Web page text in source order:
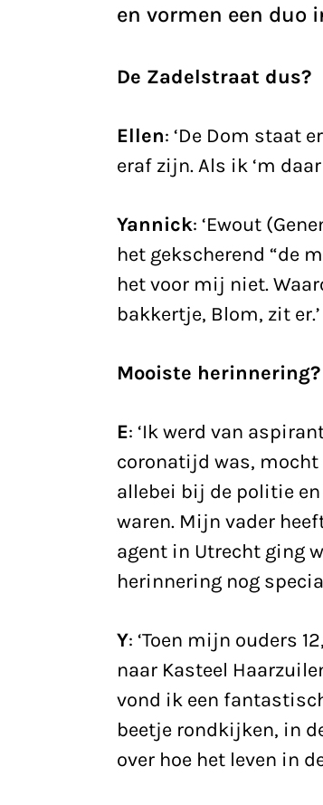
en vormen een duo
De Zadelstraat dus?
Ellen: ‘De Dom staat
eraf zijn. Als ik ‘m
Yannick: ‘Ewout
het gekscherend “de
het voor mij niet.
bakkertje, Blom, zit er.’
Mooiste herinnering?
E: ‘Ik werd van
coronatijd was,
allebei bij de politie
waren. Mijn vader
agent in Utrecht ging
herinnering nog
Y: ‘Toen mijn ouders
naar Kasteel
vond ik een
beetje rondkijken, in
over hoe het leven in